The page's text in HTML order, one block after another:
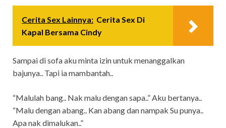
Cerita Sex Lainnya: Cerita Sex Di
Kapal Bersama Cindy
Sampai di sofa aku minta izin untuk menanggalkan
bajunya.. Tapi ia mambantah..
“Malulah bang.. Nak malu dengan sapa..” Aku bertanya..
“Malu dengan abang.. Kan abang dan nampak Su punya..
Apa nak dimalukan..”